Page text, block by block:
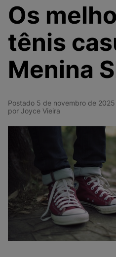
Os
tênis
Menina
Postado 5 de novembro de 2025
por Joyce Vieira
7º
MELISSA SLIDE
º
VANS TÊNIS VANS
9º
NEW 530
10º VEJA COUNTRY